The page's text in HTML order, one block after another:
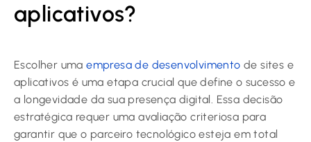
aplicativos?
Escolher umaempresa de desenvolvimento de sites e
aplicativos é uma etapa crucial que define o sucesso e
a longevidade da sua presença digital. Essa decisão
estratégica requer uma avaliação criteriosa para
garantir que o parceiro tecnológico esteja em total